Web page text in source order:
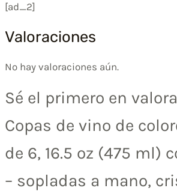
[ad_2]
Valoraciones
No hay valoraciones aún.
Sé el primero en
Copas de vino de
de 6, 16.5 oz (475 ml)
– sopladas a mano,